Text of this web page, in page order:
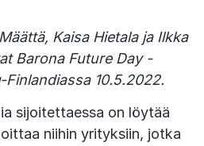
Kaisa Hietala ja Ilkka
Barona Future Day -
10.5.2022.
sijoitettaessa on löytää
niihin yrityksiin, jotka